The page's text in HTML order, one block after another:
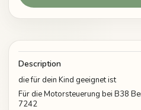
Description
die für dein Kind geeignet ist
Für die Motorsteuerung bei B38
7242